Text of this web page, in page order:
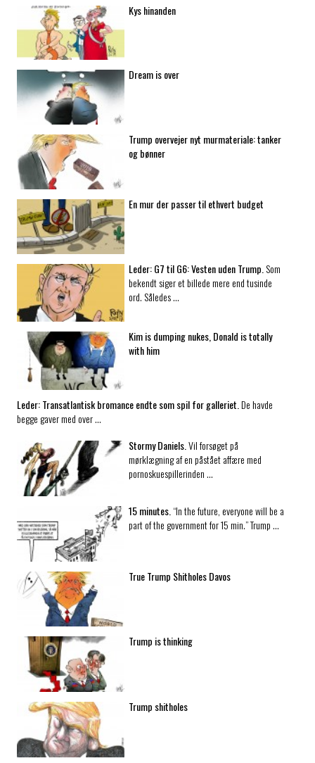
Kys hinanden
Dream is over
Trump overvejer nyt murmateriale: tanker
og bønner
En mur der passer til ethvert budget
Leder:G7 til G6: Vesten uden Trump. Som
bekendt siger et billede mere end tusinde
ord. Således …
Kim is dumping nukes, Donald is totally
with him
Leder:Transatlantisk bromance endte som spil for galleriet.De havde
begge gaver med over …
Stormy Daniels. Vil forsøget på
mørklægning af en påstået affære med
pornoskuespillerinden …
15 minutes. “In the future, everyone will be a
part of the government for 15 min.” Trump …
True Trump Shitholes Davos
Trump is thinking
Trump shitholes